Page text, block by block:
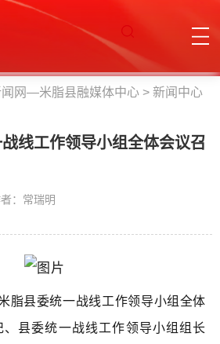
闻网—米脂县融媒体中心 > 新闻中心
线工作领导小组全体会议召
：常瑞明
脂县委统一战线工作领导小组全体
县委统一战线工作领导小组组长